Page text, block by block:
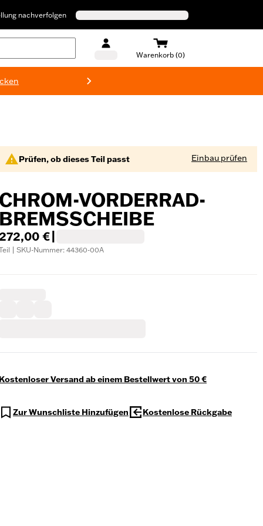
nachverfolgen
Warenkorb (0)
Prüfen, ob dieses Teil passt Einbau prüfen
VORDERRAD-
€
| SKU-Nummer: 44360-00A
Versand ab einem Bestellwert von 50 €
Zur Wunschliste Hinzufügen Kostenlose Rückgabe